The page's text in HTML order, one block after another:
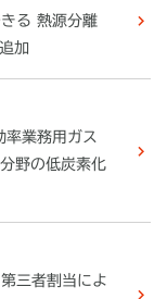
る 熱源分離
加
業務用ガス
野の低炭素化
三者割当によ